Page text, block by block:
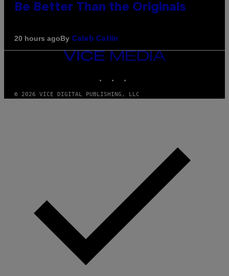
Be Better Than the Originals
20 hours agoBy Caleb Catlin
VICE
MEDIA
© 2026 VICE DIGITAL PUBLISHING, LLC